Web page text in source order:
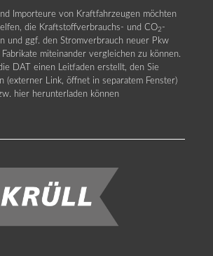
Importeure von Kraftfahrzeugen möchten
die Kraftstoffverbrauchs- und CO2 -
und ggf. den Stromverbrauch neuer Pkw
miteinander vergleichen zu können.
DAT einen Leitfaden erstellt, den Sie
(externer Link, öffnet in separatem Fenster)
hier herunterladen können